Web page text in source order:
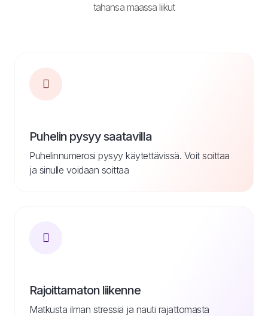
tahansa maassa liikut
Puhelin pysyy saatavilla
Puhelinnumerosi pysyy käytettävissä. Voit soittaa
ja sinulle voidaan soittaa
Rajoittamaton liikenne
Matkusta ilman stressiä ja nauti rajattomasta